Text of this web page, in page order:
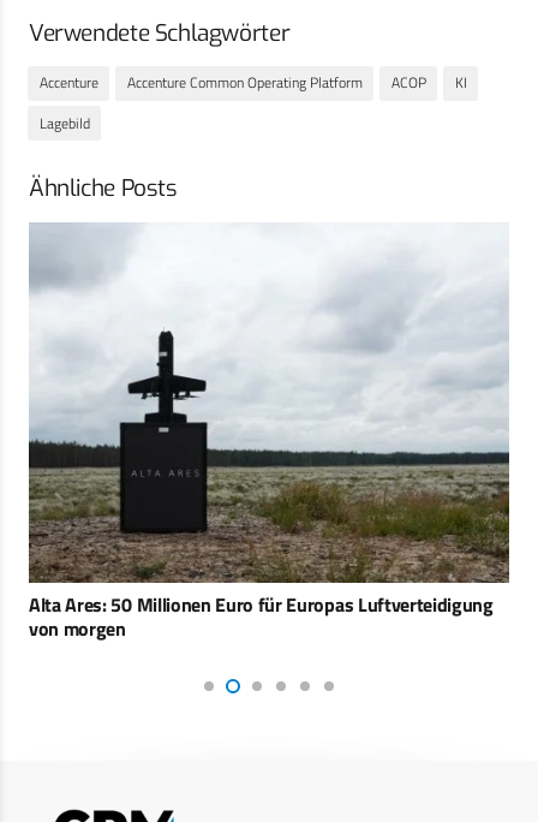
Verwendete Schlagwörter
Accenture Accenture Common Operating Platform ACOP
KI
Lagebild
Ähnliche Posts
Alta Ares: 50 Millionen Euro für Europas Luftverteidigung
von morgen